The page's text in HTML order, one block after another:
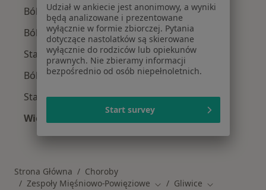
Bóle kręgosłupa w Gliwicach
Ból biodra w Gliwicach
Stany pooperacyjne w Gliwicach
Ból barku w Gliwicach
Stany pourazowe w Gliwicach
Więcej (15)
Strona Główna
Choroby
Zespoły Mięśniowo-Powięziowe Zmień miasto
Gliwice Zmień miasto
Udział w ankiecie jest anonimowy, a wyniki
będą analizowane i prezentowane
wyłącznie w formie zbiorczej. Pytania
dotyczące nastolatków są skierowane
wyłącznie do rodziców lub opiekunów
prawnych. Nie zbieramy informacji
bezpośrednio od osób niepełnoletnich.
Start survey